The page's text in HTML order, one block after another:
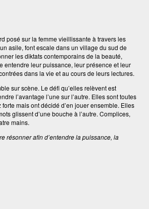
posé sur la femme vieillissante à travers les
asile, font escale dans un village du sud de
les diktats contemporains de la beauté,
entendre leur puissance, leur présence et leur
dans la vie et au cours de leurs lectures.
sur scène. Le défi qu’elles relèvent est
l’avantage l’une sur l’autre. Elles sont toutes
mais ont décidé d’en jouer ensemble. Elles
glissent d’une bouche à l’autre. Complices,
mains.
résonner afin d’entendre la puissance, la